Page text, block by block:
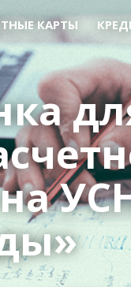
КАРТЫ